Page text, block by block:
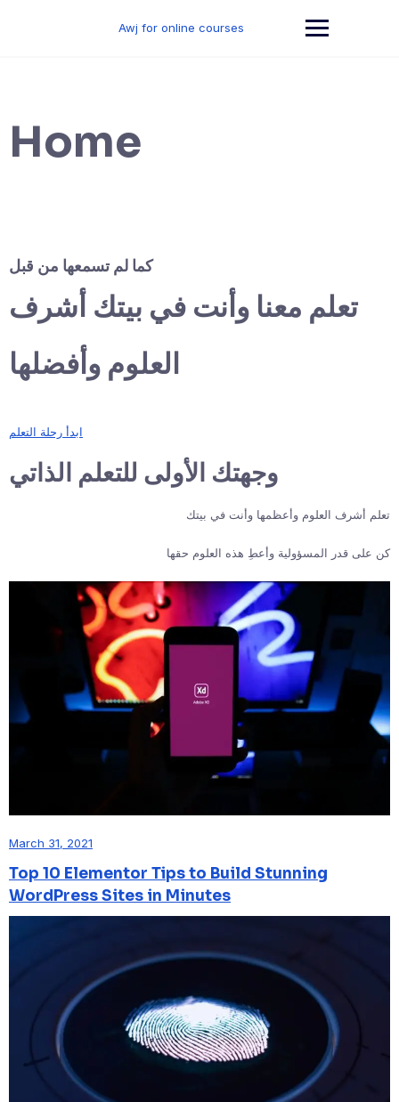
Awj for online courses
Home
كما لم تسمعها من قبل
تعلم معنا وأنت في بيتك أشرف
العلوم وأفضلها
ابدأ رحلة التعلم
وجهتك الأولى للتعلم الذاتي
تعلم أشرف العلوم وأعظمها وأنت في بيتك
كن على قدر المسؤولية وأعطِ هذه العلوم حقها
March 31, 2021
Top 10 Elementor Tips to Build Stunning
WordPress Sites in Minutes